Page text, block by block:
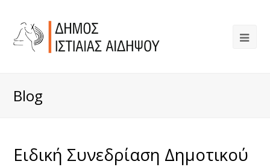
Blog
Ειδική Συνεδρίαση Δημοτικού